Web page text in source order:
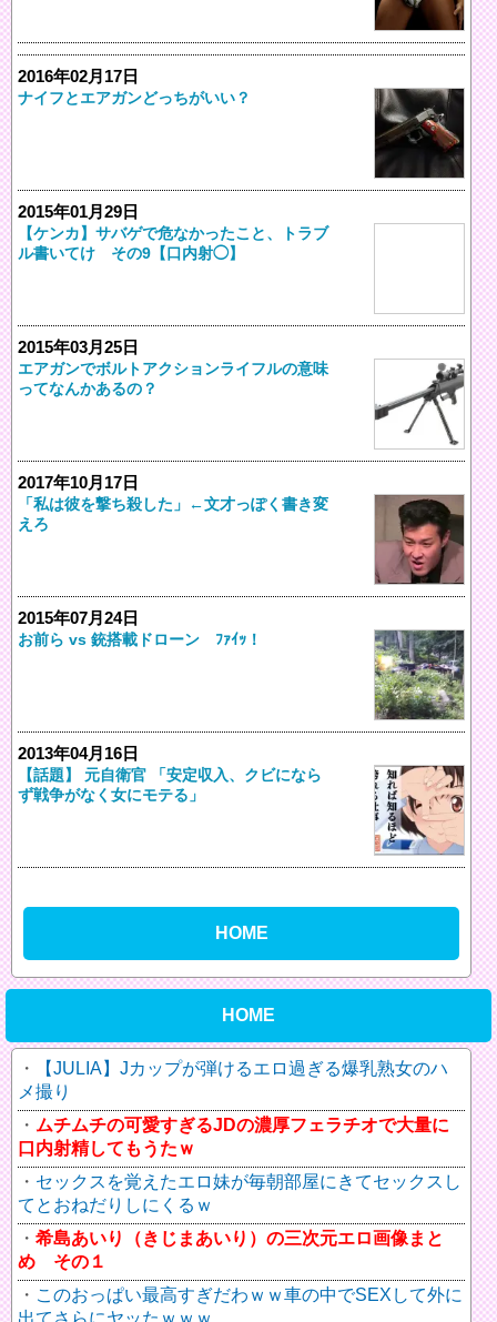
2016年02月17日
ナイフとエアガンどっちがいい？
2015年01月29日
【ケンカ】サバゲで危なかったこと、トラブ
ル書いてけ その9【口内射◯】
2015年03月25日
エアガンでボルトアクションライフルの意味
ってなんかあるの？
2017年10月17日
「私は彼を撃ち殺した」←文才っぽく書き変
えろ
2015年07月24日
お前ら vs 銃搭載ドローン ﾌｧｲｯ！
2013年04月16日
【話題】 元自衛官 「安定収入、クビになら
ず戦争がなく女にモテる」
HOME
HOME
【JULIA】Jカップが弾けるエロ過ぎる爆乳熟女のハ
メ撮り
ムチムチの可愛すぎるJDの濃厚フェラチオで大量に
口内射精してもうたｗ
セックスを覚えたエロ妹が毎朝部屋にきてセックスし
てとおねだりしにくるｗ
希島あいり（きじまあいり）の三次元エロ画像まと
め その１
このおっぱい最高すぎだわｗｗ車の中でSEXして外に
出てさらにヤッたｗｗｗ